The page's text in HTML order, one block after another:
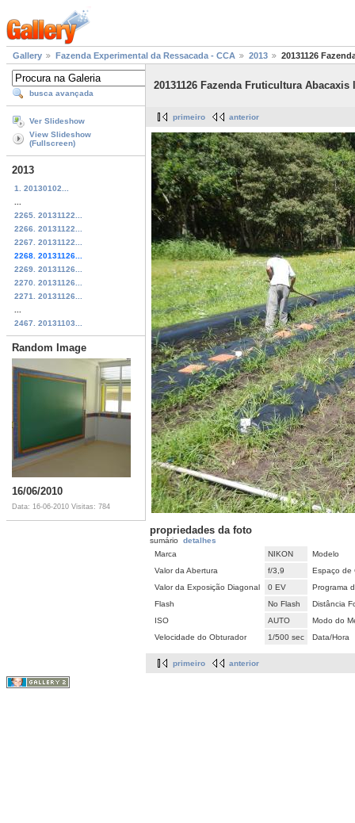
Gallery Fazenda Experimental da Ressacada - CCA 2013 20131126
busca avançada
Ver Slideshow
View Slideshow
(Fullscreen)
2013
1. 20130102...
2265. 20131122...
2266. 20131122...
2267. 20131122...
2268. 20131126...
2269. 20131126...
2270. 20131126...
2271. 20131126...
2467. 20131103...
Random Image
16/06/2010
Data: 16-06-2010 Visitas: 784
20131126 Fazenda Fruticultura
primeiro anterior
propriedades da foto
sumário detalhes
Marca
NIKON
Modelo
Valor da Abertura
f/3,9
Espaço de
Valor da Exposição Diagonal
0 EV
Programa
Flash
No Flash
Distância
ISO
AUTO
Modo do
Velocidade do Obturador
1/500 sec Data/Hora
primeiro anterior